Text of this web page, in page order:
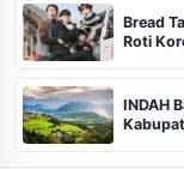
Bread
Roti
INDAH